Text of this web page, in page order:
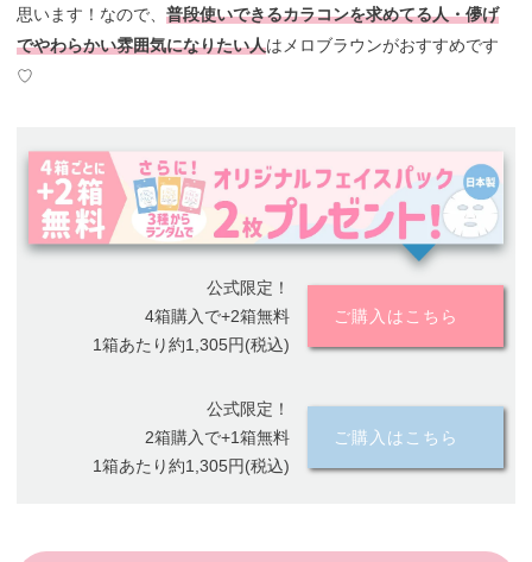
思います！なので、普段使いできるカラコンを求めてる人・儚げ
でやわらかい雰囲気になりたい人はメロブラウンがおすすめです
♡
公式限定！
4箱購入で+2箱無料
1箱あたり約1,305円(税込)
ご購入はこちら
公式限定！
2箱購入で+1箱無料
1箱あたり約1,305円(税込)
ご購入はこちら